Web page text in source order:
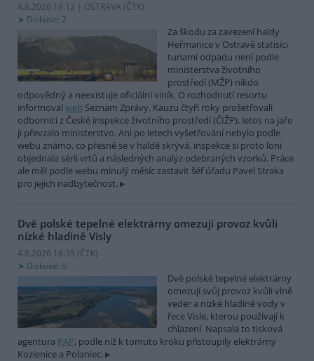
4.8.2026 19:12 | OSTRAVA (ČTK)
Diskuse: 2
Za škodu za zavezení haldy
Heřmanice v Ostravě statisíci
tunami odpadu není podle
ministerstva životního
prostředí (MŽP) nikdo
odpovědný a neexistuje oficiální viník. O rozhodnutí resortu
informoval web Seznam Zprávy. Kauzu čtyři roky prošetřovali
odborníci z České inspekce životního prostředí (ČIŽP), letos na jaře
ji převzalo ministerstvo. Ani po letech vyšetřování nebylo podle
webu známo, co přesně se v haldě skrývá, inspekce si proto loni
objednala sérii vrtů a následných analýz odebraných vzorků. Práce
ale měl podle webu minulý měsíc zastavit šéf úřadu Pavel Straka
pro jejich nadbytečnost.
Dvě polské tepelné elektrárny omezují provoz kvůli
nízké hladině Visly
4.8.2026 18:35 (ČTK)
Diskuse: 6
Dvě polské tepelné elektrárny
omezují svůj provoz kvůli vlně
veder a nízké hladině vody v
řece Visle, kterou používají k
chlazení. Napsala to tisková
agentura PAP, podle níž k tomuto kroku přistoupily elektrárny
Kozienice a Polaniec.